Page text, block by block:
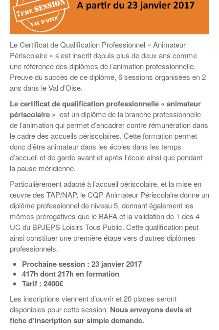
Malle pédagogique « Parcours d’exils
d’hier et d’aujourd’hui »
Espace bénévoles
Story play’r
Lutte contre l’illettrisme
Education aux médias
Les veilleurs de l’info
Education verte
Formation Eco-délégué.es
Actualité Ecole
… Formations BAFD
Pour s’inscrire
Actualités loisirs
Le Certificat de Qualification Professionnel « Animateur
Périscolaire » s’est inscrit depuis plus de deux ans comme
une référence des diplômes de l’animation professionnelle.
Preuve du succès de ce diplôme, 6 sessions organisées en 2
ans dans le Val d’Oise.
Le certificat de qualification professionnelle « animateur
périscolaire » est un diplôme de la branche professionnelle
de l’animation qui permet d’encadrer contre rémunération dans
le cadre des accueils périscolaires. Cette formation permet
donc d’être animateur dans les écoles dans les temps
d’accueil et de garde avant et après l’école ainsi que pendant
la pause méridienne.
Particulièrement adapté à l’accueil périscolaire, et la mise en
œuvre des TAP/NAP, le CQP Animateur Périscolaire donne un
diplôme professionnel de niveau 5, donnant également les
mêmes prérogatives que le BAFA et la validation de 1 des 4
UC du BPJEPS Loisirs Tous Public. Cette qualification peut
ainsi constituer une première étape vers d’autres diplômes
professionnels.
Prochaine session : 23 janvier 2017
417h dont 217h en formation
Tarif : 2400€
Les inscriptions viennent d’ouvrir et 20 places seront
disponibles pour cette session. Nous envoyons devis et
fiche d’inscription sur simple demande.